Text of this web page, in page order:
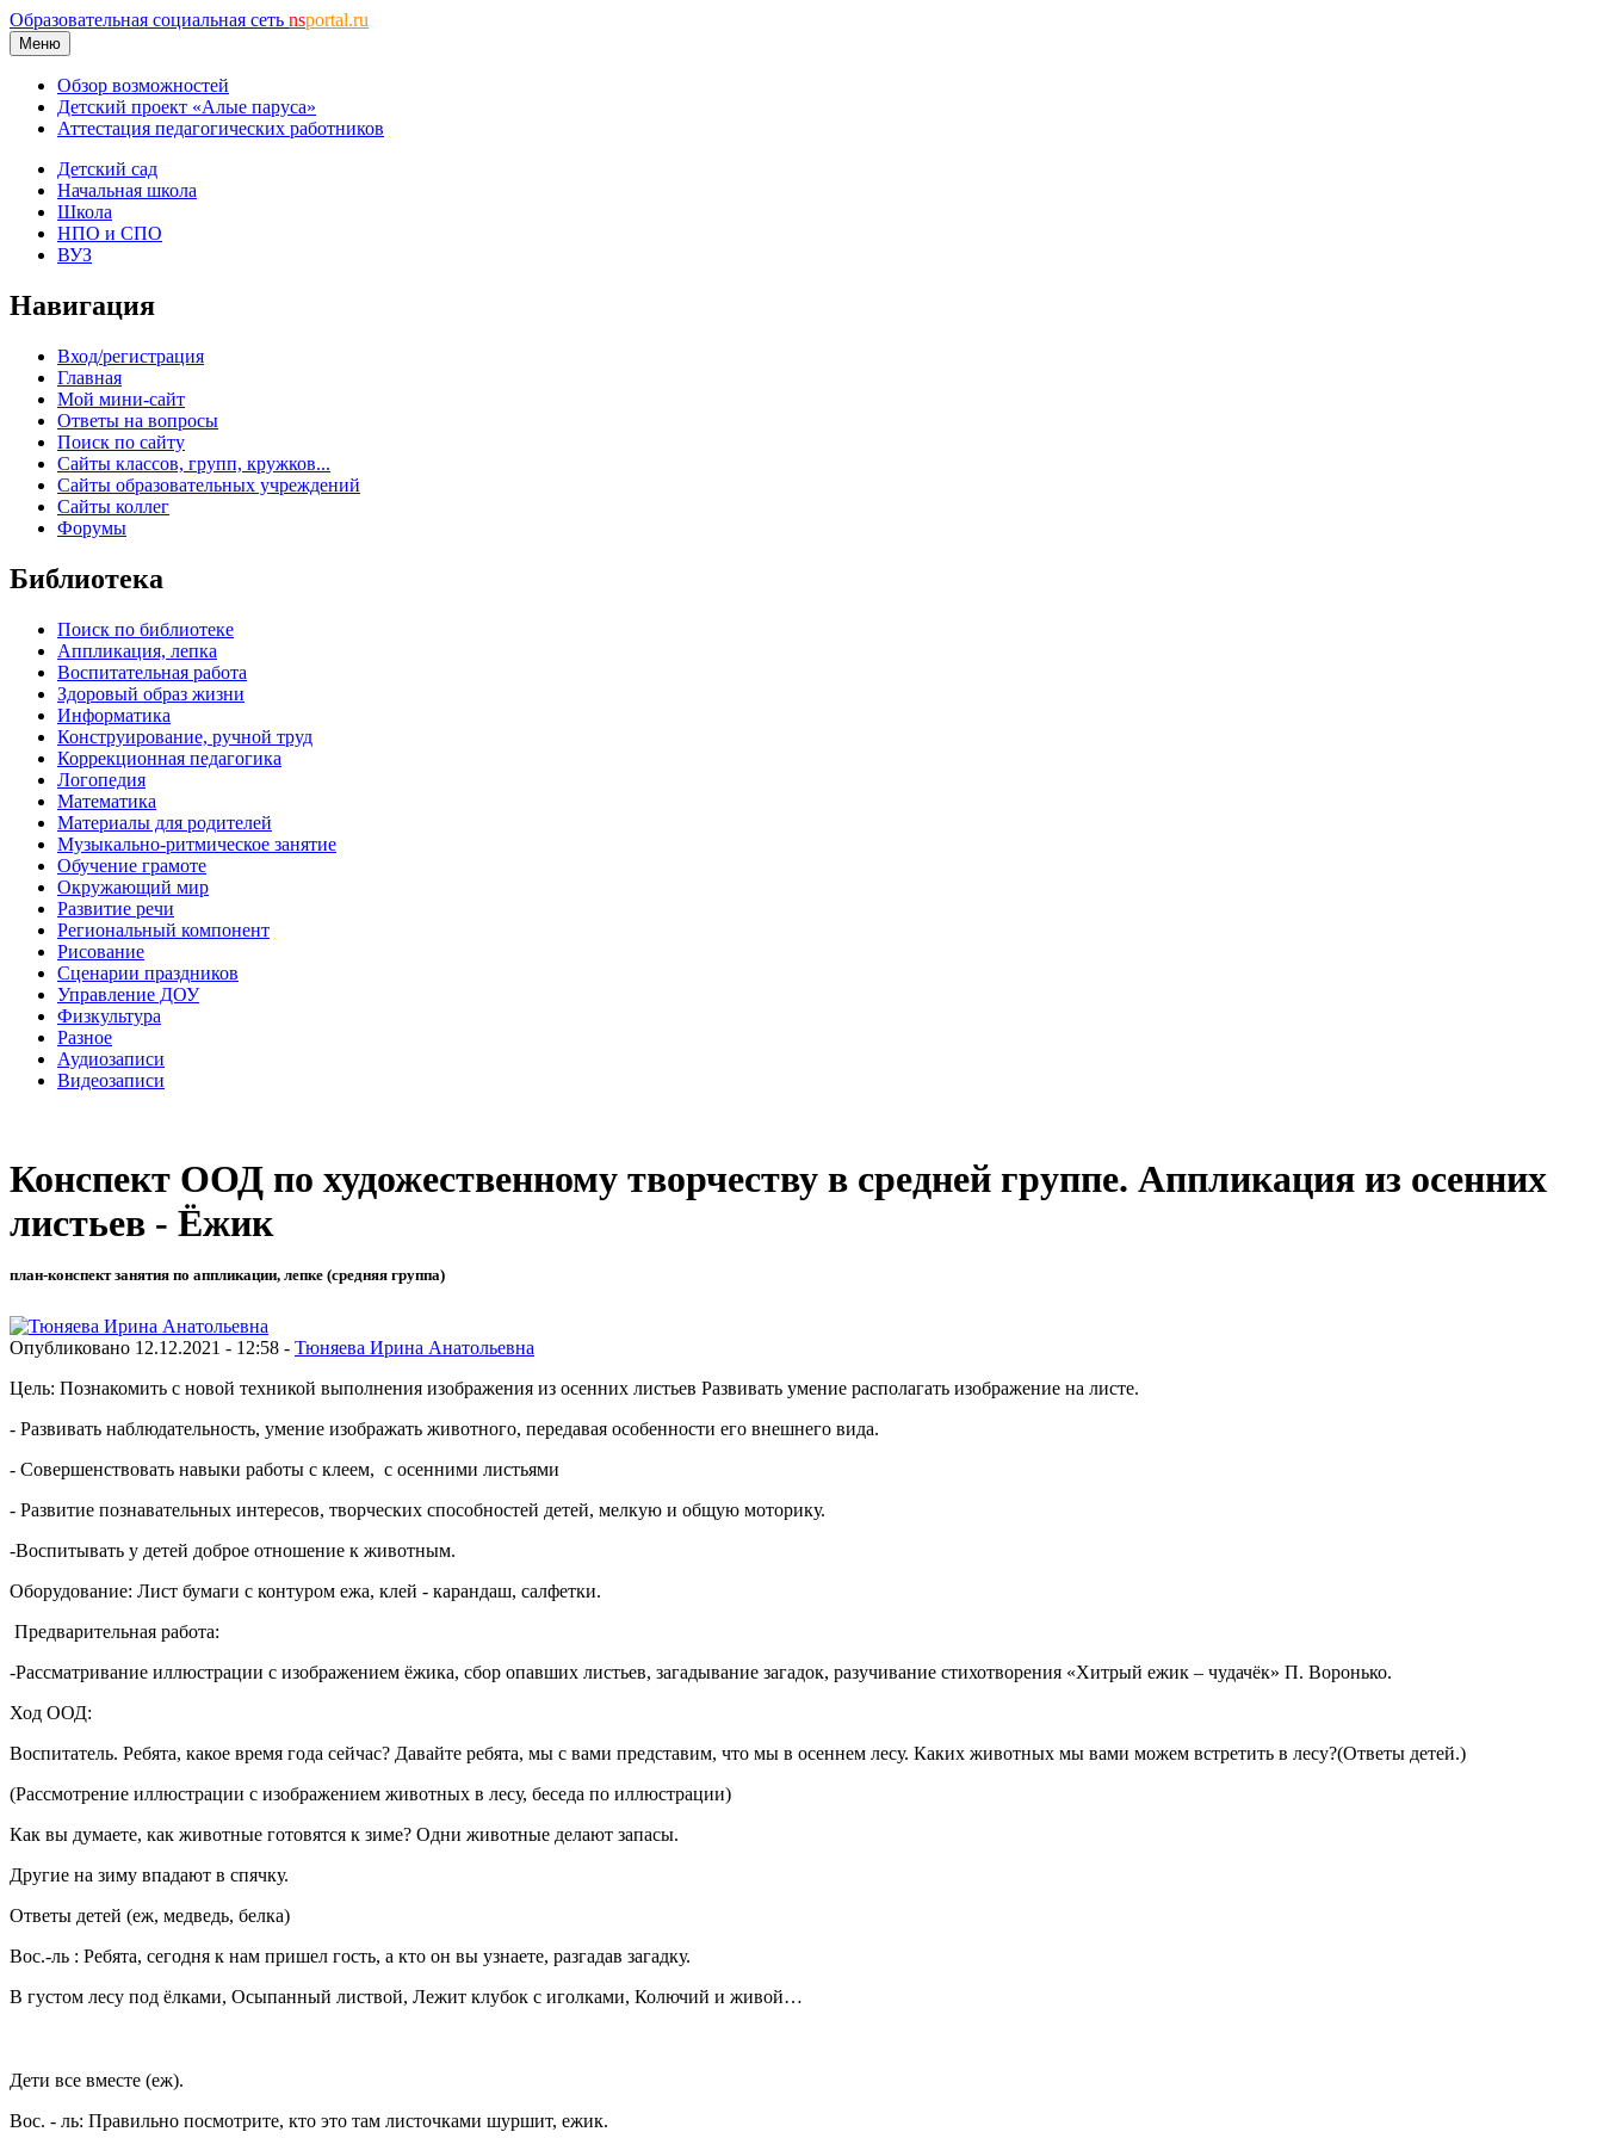
Образовательная социальная сеть nsportal.ru
Меню
Обзор возможностей
Детский проект «Алые паруса»
Аттестация педагогических работников
Детский сад
Начальная школа
Школа
НПО и СПО
ВУЗ
Навигация
Вход/регистрация
Главная
Мой мини-сайт
Ответы на вопросы
Поиск по сайту
Сайты классов, групп, кружков...
Сайты образовательных учреждений
Сайты коллег
Форумы
Библиотека
Поиск по библиотеке
Аппликация, лепка
Воспитательная работа
Здоровый образ жизни
Информатика
Конструирование, ручной труд
Коррекционная педагогика
Логопедия
Математика
Материалы для родителей
Музыкально-ритмическое занятие
Обучение грамоте
Окружающий мир
Развитие речи
Региональный компонент
Рисование
Сценарии праздников
Управление ДОУ
Физкультура
Разное
Аудиозаписи
Видеозаписи
Конспект ООД по художественному творчеству в средней группе. Аппликация из осенних
листьев - Ёжик
план-конспект занятия по аппликации, лепке (средняя группа)
Опубликовано 12.12.2021 - 12:58 - Тюняева Ирина Анатольевна
Цель: Познакомить с новой техникой выполнения изображения из осенних листьев Развивать умение располагать изображение на листе.
- Развивать наблюдательность, умение изображать животного, передавая особенности его внешнего вида.
- Совершенствовать навыки работы с клеем, с осенними листьями
- Развитие познавательных интересов, творческих способностей детей, мелкую и общую моторику.
-Воспитывать у детей доброе отношение к животным.
Оборудование: Лист бумаги с контуром ежа, клей - карандаш, салфетки.
Предварительная работа:
-Рассматривание иллюстрации с изображением ёжика, сбор опавших листьев, загадывание загадок, разучивание стихотворения «Хитрый ежик – чудачёк» П. Воронько.
Ход ООД:
Воспитатель. Ребята, какое время года сейчас? Давайте ребята, мы с вами представим, что мы в осеннем лесу. Каких животных мы вами можем встретить в лесу?(Ответы детей.)
(Рассмотрение иллюстрации с изображением животных в лесу, беседа по иллюстрации)
Как вы думаете, как животные готовятся к зиме? Одни животные делают запасы.
Другие на зиму впадают в спячку.
Ответы детей (еж, медведь, белка)
Вос.-ль : Ребята, сегодня к нам пришел гость, а кто он вы узнаете, разгадав загадку.
В густом лесу под ёлками, Осыпанный листвой, Лежит клубок с иголками, Колючий и живой…
Дети все вместе (еж).
Вос. - ль: Правильно посмотрите, кто это там листочками шуршит, ежик.